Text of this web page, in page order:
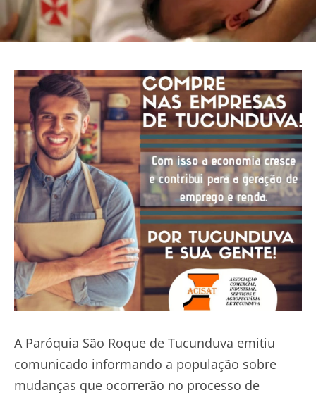
A Paróquia São Roque de Tucunduva emitiu
comunicado informando a população sobre
mudanças que ocorrerão no processo de